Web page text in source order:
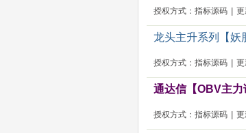
授权方式：指标源码 更
龙头主升系列【妖
授权方式：指标源码 更
通达信【OBV主
授权方式：指标源码 更